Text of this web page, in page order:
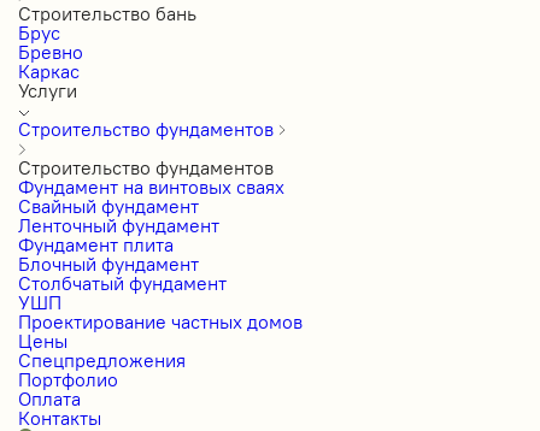
Строительство бань
Брус
Бревно
Каркас
Услуги
Строительство фундаментов
Строительство фундаментов
Фундамент на винтовых сваях
Свайный фундамент
Ленточный фундамент
Фундамент плита
Блочный фундамент
Столбчатый фундамент
УШП
Проектирование частных домов
Цены
Спецпредложения
Портфолио
Оплата
Контакты